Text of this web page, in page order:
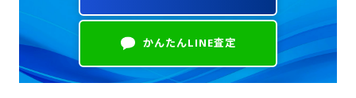
かんたんLINE査定